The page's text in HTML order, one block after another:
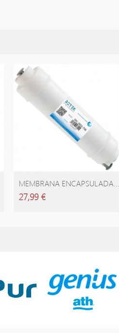
AÑADIR CARRITO
MEMBRANA ENCAPSULADA...
27,99 €